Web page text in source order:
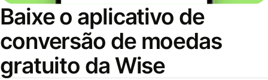
Baixe o aplicativo de
conversão de moedas
gratuito da Wise